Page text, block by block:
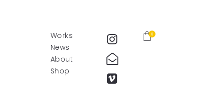
0
Works
News
About
Shop